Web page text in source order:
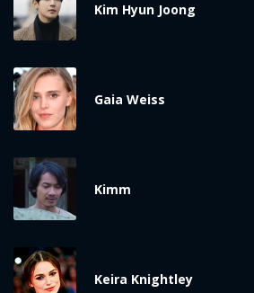
Kim Hyun Joong
Gaia Weiss
Kimm
Keira Knightley